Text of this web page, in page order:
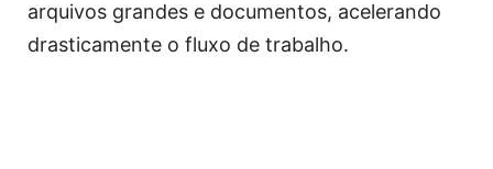
arquivos grandes e documentos, acelerando
drasticamente o fluxo de trabalho.